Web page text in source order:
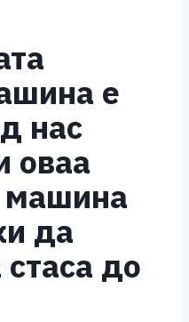
е
нас
оваа
машина
да
до